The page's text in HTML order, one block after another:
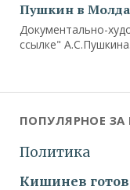
Пушкин в
Документально-
ссылке" А.С.Пушкина.
ПОПУЛЯРНОЕ